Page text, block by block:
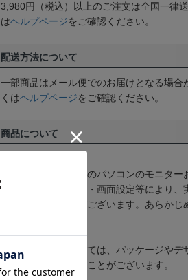
3,980円（税込）以上のご注文は全国一律
はヘルプページをご確認ください。
配送方法について
一部商品はメール便でのお届けとなる場合
くはヘルプページをご確認ください。
商品について
商品画像は、お使いのパソコンのモニター
ンのメーカー・機種・画面設定等により、
なって見える場合がございます。あらかじ
【仕様について】
取り扱い商品によっては、パッケージや
予告なく変更になることがございます。